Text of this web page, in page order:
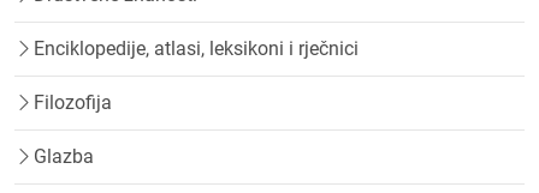
Enciklopedije, atlasi, leksikoni i rječnici
Filozofija
Glazba